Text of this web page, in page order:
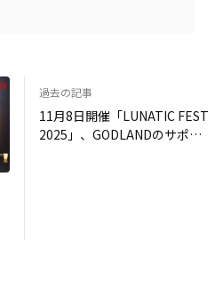
過去の記事
11月8日開催「LUNATIC FEST
2025」、GODLANDのサポー